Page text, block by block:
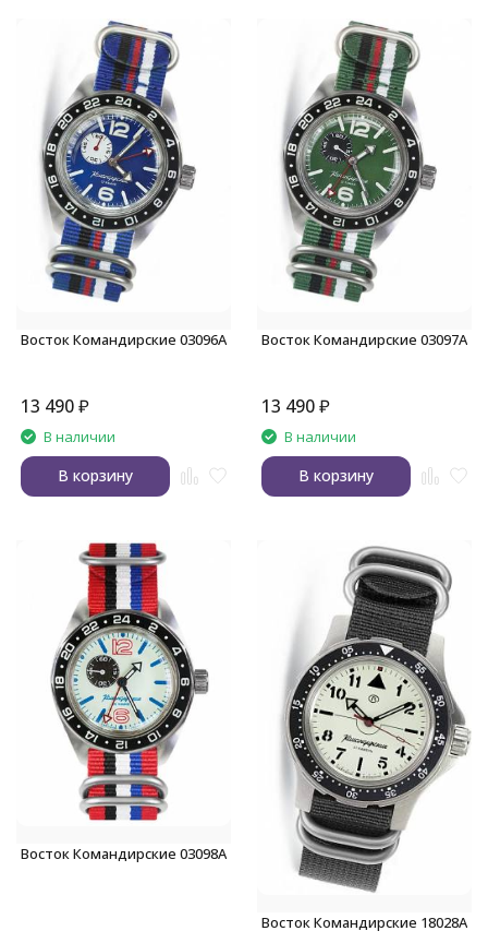
Восток Командирские 03096А
13 490₽
В наличии
В корзину
Восток Командирские 03097А
13 490₽
В наличии
В корзину
Восток Командирские 03098А
Восток Командирские 18028А